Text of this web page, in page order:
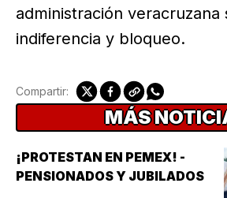
administración veracruzana
indiferencia y bloqueo.
Compartir:
MÁS
¡PROTESTAN EN PEMEX! -
PENSIONADOS Y JUBILADOS